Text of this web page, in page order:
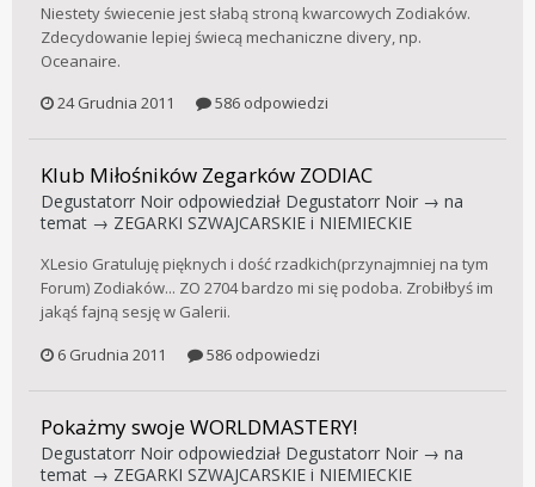
Niestety świecenie jest słabą stroną kwarcowych Zodiaków.
Zdecydowanie lepiej świecą mechaniczne divery, np.
Oceanaire.
24 Grudnia 2011
586 odpowiedzi
Klub Miłośników Zegarków ZODIAC
Degustatorr Noir odpowiedział Degustatorr Noir → na
temat → ZEGARKI SZWAJCARSKIE i NIEMIECKIE
XLesio Gratuluję pięknych i dość rzadkich(przynajmniej na tym
Forum) Zodiaków... ZO 2704 bardzo mi się podoba. Zrobiłbyś im
jakąś fajną sesję w Galerii.
6 Grudnia 2011
586 odpowiedzi
Pokażmy swoje WORLDMASTERY!
Degustatorr Noir odpowiedział Degustatorr Noir → na
temat → ZEGARKI SZWAJCARSKIE i NIEMIECKIE